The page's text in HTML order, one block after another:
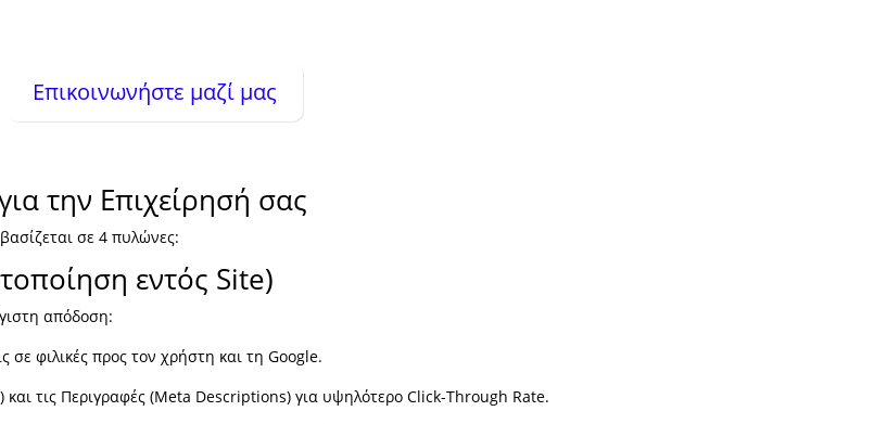
Επικοινωνήστε μαζί μας
την Επιχείρησή σας
σε 4 πυλώνες:
εντός Site)
απόδοση:
σε φιλικές προς τον χρήστη και τη Google.
και τις Περιγραφές (Meta Descriptions) για υψηλότερο Click-Through Rate.